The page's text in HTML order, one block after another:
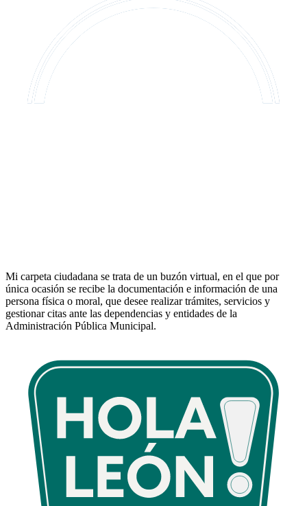
Mi carpeta ciudadana se trata de un buzón virtual, en el que por
única ocasión se recibe la documentación e información de una
persona física o moral, que desee realizartrámites, servicios y
gestionar citas ante las dependencias y entidades de la
Administración Pública Municipal.